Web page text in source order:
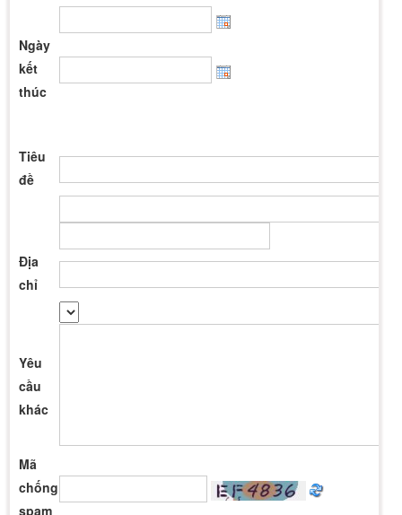
Ngày
kết
thúc
Tiêu
đề
Địa
chỉ
Yêu
cầu
khác
Mã
chống
spam